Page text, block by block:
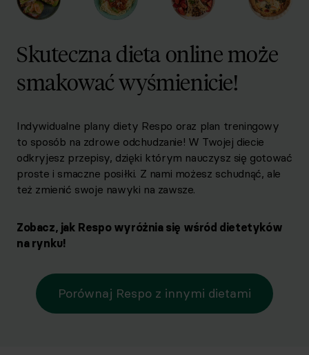
Skuteczna dieta online może
smakować wyśmienicie!
Indywidualne plany diety Respo oraz plan treningowy
to sposób na zdrowe odchudzanie! W Twojej diecie
odkryjesz przepisy, dzięki którym nauczysz się gotować
proste i smaczne posiłki. Z nami możesz schudnąć, ale
też zmienić swoje nawyki na zawsze.
Zobacz, jak Respo wyróżnia się wśród dietetyków
na rynku!
Porównaj Respo z innymi dietami